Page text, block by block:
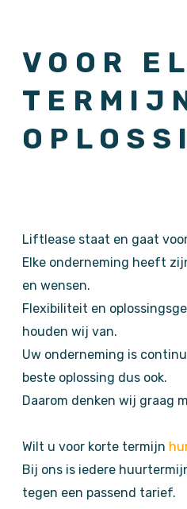
VOOR
Liftlease staat en gaat
Elke onderneming heeft
en wensen.
Flexibiliteit en
houden wij van.
Uw onderneming is
beste oplossing dus ook.
Daarom denken wij graag
Wilt u voor korte termijn
Bij ons is iedere
tegen een passend tarief.